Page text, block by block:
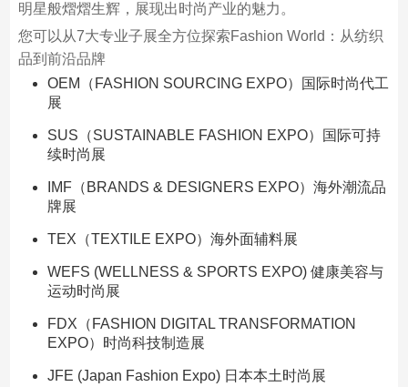
明星般熠熠生辉，展现出时尚产业的魅力。
您可以从7大专业子展全方位探索Fashion World：从纺织
品到前沿品牌
OEM（FASHION SOURCING EXPO）国际时尚代工
展
SUS（SUSTAINABLE FASHION EXPO）国际可持
续时尚展
IMF（BRANDS & DESIGNERS EXPO）海外潮流品
牌展
TEX（TEXTILE EXPO）海外面辅料展
WEFS (WELLNESS & SPORTS EXPO) 健康美容与
运动时尚展
FDX（FASHION DIGITAL TRANSFORMATION
EXPO）时尚科技制造展
JFE (Japan Fashion Expo) 日本本土时尚展